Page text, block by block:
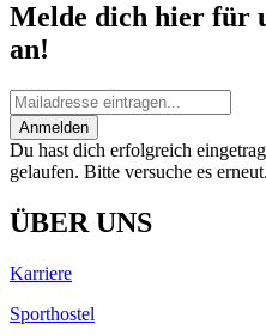
Melde dich hier für
an!
Anmelden
Du hast dich erfolgreich
gelaufen. Bitte versuche es erneut.
ÜBER UNS
Karriere
Sporthostel